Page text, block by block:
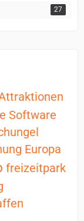
27
Software
Europa
freizeitpark